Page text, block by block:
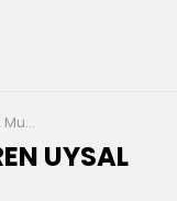
nereli
UYSAL